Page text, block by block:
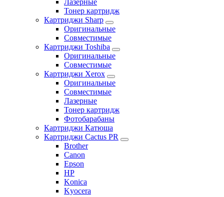
Лазерные
Тонер картридж
Картриджи Sharp
Оригинальные
Совместимые
Картриджи Toshiba
Оригинальные
Совместимые
Картриджи Xerox
Оригинальные
Совместимые
Лазерные
Тонер картридж
Фотобарабаны
Картриджи Катюша
Картриджи Cactus PR
Brother
Canon
Epson
HP
Konica
Kyocera